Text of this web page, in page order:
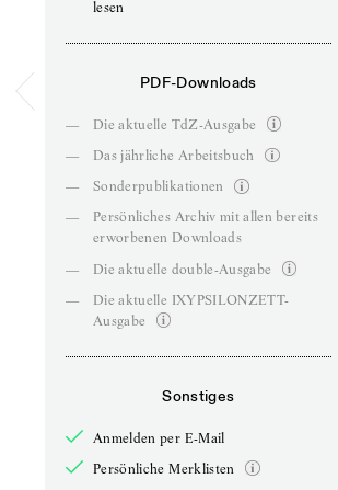
lesen
PDF-Downloads
—
Die aktuelle TdZ-Ausgabe
—
Das jährliche Arbeitsbuch
—
Sonderpublikationen
—
Persönliches Archiv mit allen bereits
erworbenen Downloads
—
Die aktuelle double-Ausgabe
—
Die aktuelle IXYPSILONZETT-
Ausgabe
Sonstiges
Anmelden per E-Mail
Persönliche Merklisten